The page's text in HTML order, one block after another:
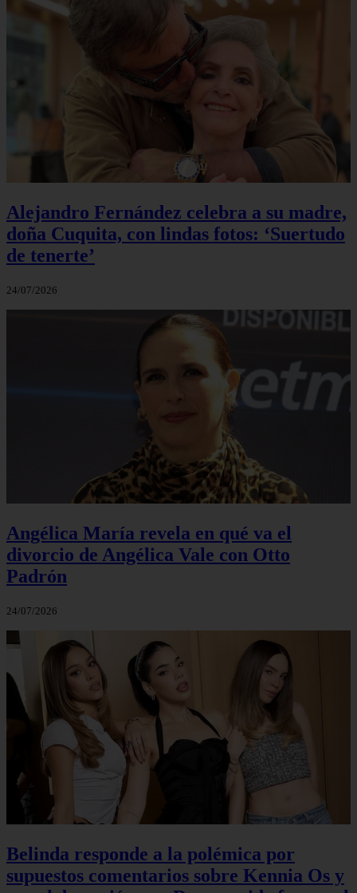
Alejandro Fernández celebra a su madre,
doña Cuquita, con lindas fotos: ‘Suertudo
de tenerte’
24/07/2026
Angélica María revela en qué va el
divorcio de Angélica Vale con Otto
Padrón
24/07/2026
Belinda responde a la polémica por
supuestos comentarios sobre Kennia Os y